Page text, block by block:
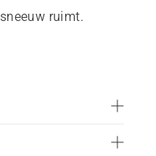
ruimt.